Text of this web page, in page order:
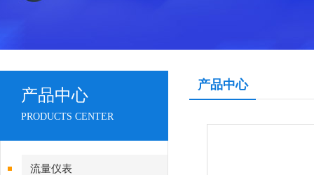
产品中心
PRODUCTS CENTER
流量仪表
产品中心